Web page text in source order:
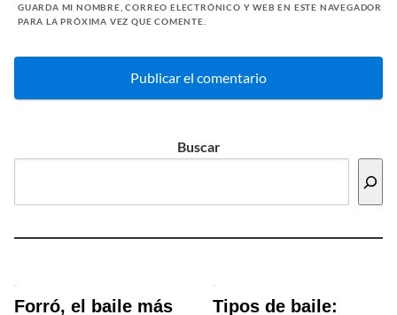
GUARDA MI NOMBRE, CORREO ELECTRÓNICO Y WEB EN ESTE NAVEGADOR
PARA LA PRÓXIMA VEZ QUE COMENTE.
Buscar
Forró, el baile más
Tipos de baile: